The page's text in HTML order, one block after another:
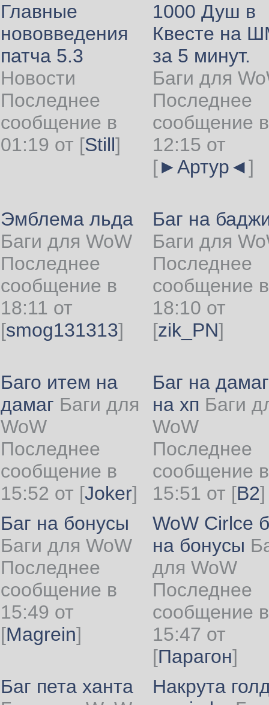
Главные
нововведения
патча 5.3
Новости
Последнее
сообщение в
01:19 от [Still]
1000 Душ в
Квесте на
за 5 минут.
Баги для
Последнее
сообщение в
12:15 от
[►Артур◄]
Эмблема льда
Баги для WoW
Последнее
сообщение в
18:11 от
[smog131313]
Баг на
Баги для
Последнее
сообщение в
18:10 от
[zik_PN]
Баго итем на
дамаг Баги для
WoW
Последнее
сообщение в
15:52 от [Joker]
Баг на
на хп Баги
WoW
Последнее
сообщение в
15:51 от [B2]
Баг на бонусы
Баги для WoW
Последнее
сообщение в
15:49 от
[Magrein]
WoW Cirlce
на бонусы
для WoW
Последнее
сообщение в
15:47 от
[Парагон]
Баг пета ханта
Накрута